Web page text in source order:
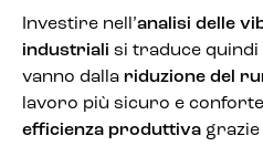
Investire nell’analisi delle
industriali si traduce quindi
vanno dalla riduzione del
lavoro più sicuro e
efficienza produttiva grazie